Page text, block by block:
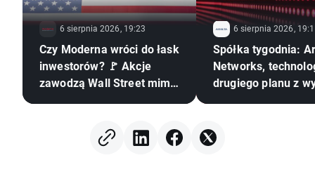
6 sierpnia 2026, 19:23
Czy Moderna wróci do łask
inwestorów? 🚩 Akcje
zawodzą Wall Street mimo
6 sierpnia 2026,
Spółka tygodnia:
Networks,
drugiego planu z